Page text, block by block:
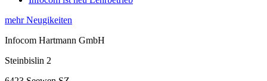
mehr Neugikeiten
Infocom Hartmann GmbH
Steinbislin 2